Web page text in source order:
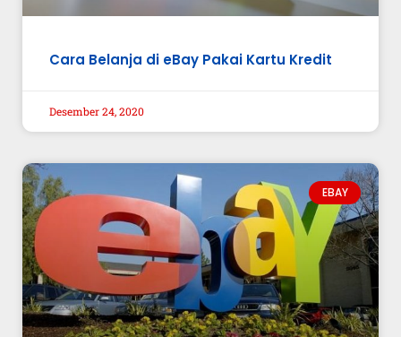
Cara Belanja di eBay Pakai Kartu Kredit
Desember 24, 2020
EBAY